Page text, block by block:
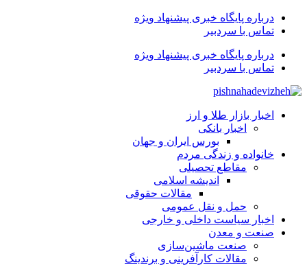
درباره پایگاه خبری پیشنهاد ویژه
تماس با سردبیر
درباره پایگاه خبری پیشنهاد ویژه
تماس با سردبیر
اخبار بازار طلا و ارز
اخبار بانکی
بورس ایران و جهان
خانواده و زندگی مردم
مقاطع تحصیلی
اندیشه اسلامی
مقالات حقوقی
حمل و نقل عمومی
اخبار سیاست داخلی و خارجی
صنعت و معدن
صنعت ماشین‌سازی
مقالات کارآفرینی و برندینگ